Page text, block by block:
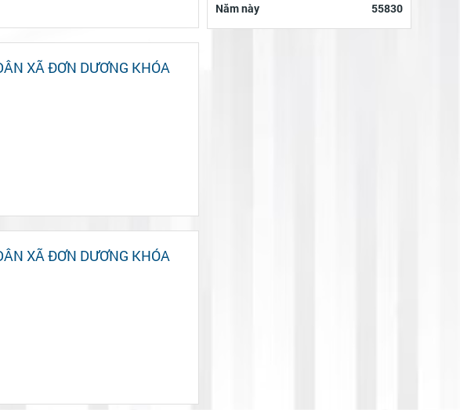
XÃ ĐƠN DƯƠNG KHÓA
XÃ ĐƠN DƯƠNG KHÓA
Năm này
55830